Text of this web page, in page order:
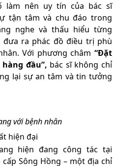
làm nên uy tín của bác sĩ
tận tâm và chu đáo trong
nghe và thấu hiểu từng
ra phác đồ điều trị phù
Với phương châm “Đặt
đầu”, bác sĩ không chỉ
lại sự an tâm và tin tưởng
với bệnh nhân
hiện đại
hiện đang công tác tại
Sông Hồng – một địa chỉ